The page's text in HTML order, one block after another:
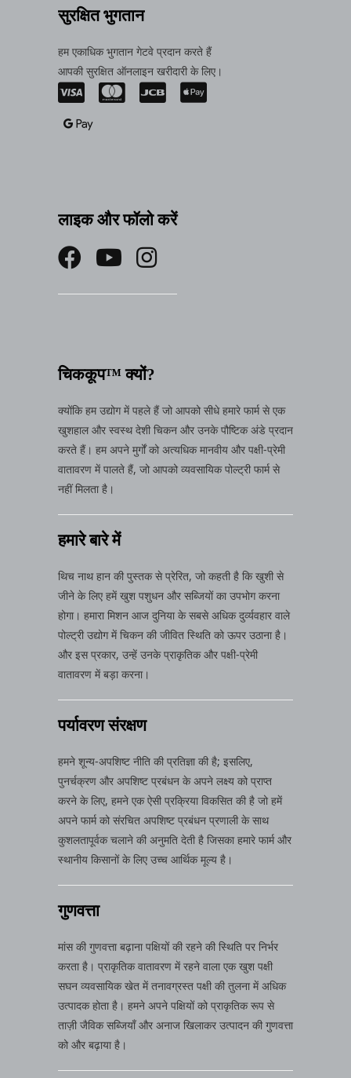
सुरक्षित भुगतान
हम एकाधिक भुगतान गेटवे प्रदान करते हैं
आपकी सुरक्षित ऑनलाइन खरीदारी के लिए।
लाइक और फॉलो करें
चिककूप™ क्यों?
क्योंकि हम उद्योग में पहले हैं जो आपको सीधे हमारे फार्म से एक
खुशहाल और स्वस्थ देशी चिकन और उनके पौष्टिक अंडे प्रदान
करते हैं। हम अपने मुर्गों को अत्यधिक मानवीय और पक्षी-प्रेमी
वातावरण में पालते हैं, जो आपको व्यवसायिक पोल्ट्री फार्म से
नहीं मिलता है।
हमारे बारे में
थिच नाथ हान की पुस्तक से प्रेरित, जो कहती है कि खुशी से
जीने के लिए हमें खुश पशुधन और सब्जियों का उपभोग करना
होगा। हमारा मिशन आज दुनिया के सबसे अधिक दुर्व्यवहार वाले
पोल्ट्री उद्योग में चिकन की जीवित स्थिति को ऊपर उठाना है।
और इस प्रकार, उन्हें उनके प्राकृतिक और पक्षी-प्रेमी
वातावरण में बड़ा करना।
पर्यावरण संरक्षण
हमने शून्य-अपशिष्ट नीति की प्रतिज्ञा की है; इसलिए,
पुनर्चक्रण और अपशिष्ट प्रबंधन के अपने लक्ष्य को प्राप्त
करने के लिए, हमने एक ऐसी प्रक्रिया विकसित की है जो हमें
अपने फार्म को संरचित अपशिष्ट प्रबंधन प्रणाली के साथ
कुशलतापूर्वक चलाने की अनुमति देती है जिसका हमारे फार्म और
स्थानीय किसानों के लिए उच्च आर्थिक मूल्य है।
गुणवत्ता
मांस की गुणवत्ता बढ़ाना पक्षियों की रहने की स्थिति पर निर्भर
करता है। प्राकृतिक वातावरण में रहने वाला एक खुश पक्षी
सघन व्यवसायिक खेत में तनावग्रस्त पक्षी की तुलना में अधिक
उत्पादक होता है। हमने अपने पक्षियों को प्राकृतिक रूप से
ताज़ी जैविक सब्जियाँ और अनाज खिलाकर उत्पादन की गुणवत्ता
को और बढ़ाया है।